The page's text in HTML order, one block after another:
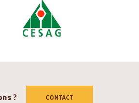
? CONTACT